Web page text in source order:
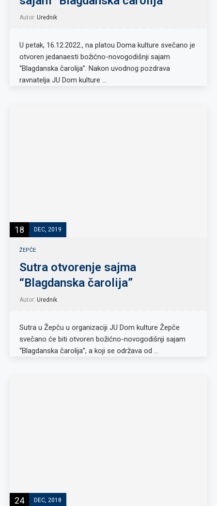
Autor: Urednik
U petak, 16.12.2022., na platou Doma kulture svečano je
otvoren jedanaesti božićno-novogodišnji sajam
“Blagdanska čarolija”. Nakon uvodnog pozdrava
ravnatelja JU Dom kulture …
18 DEC, 2019
ŽEPČE
Sutra otvorenje sajma
“Blagdanska čarolija”
Autor: Urednik
Sutra u Žepču u organizaciji JU Dom kulture Žepče
svečano će biti otvoren božićno-novogodišnji sajam
“Blagdanska čarolija”, a koji se održava od …
24 DEC, 2018